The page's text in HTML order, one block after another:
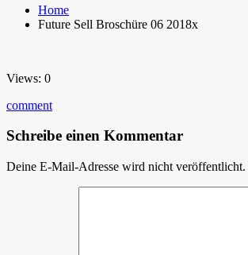
Home
Future Sell Broschüre 06 2018x
Views: 0
comment
Schreibe einen Kommentar
Deine E-Mail-Adresse wird nicht veröffentlicht.